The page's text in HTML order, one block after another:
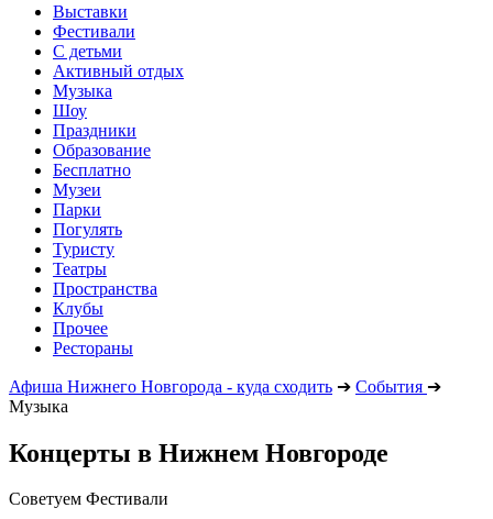
Выставки
Фестивали
С детьми
Активный отдых
Музыка
Шоу
Праздники
Образование
Бесплатно
Музеи
Парки
Погулять
Туристу
Театры
Пространства
Клубы
Прочее
Рестораны
Афиша Нижнего Новгорода - куда сходить ➔ События ➔
Музыка
Концерты в Нижнем Новгороде
Советуем Фестивали